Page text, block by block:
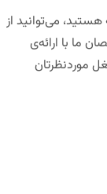
می‌توانید از
ما با ارائه‌ی
موردنظرتان